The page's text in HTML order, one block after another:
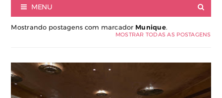
Luxury experiences | Viagens Incríveis | Experiências únicas |
MENU
Mostrando postagens com marcador Munique.
MOSTRAR TODAS AS POSTAGENS